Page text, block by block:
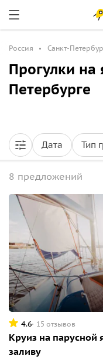
Россия Санкт-
Прогулки на
Петербурге
Дата Тип
8 предложений
4.6 15 отзывов
Круиз на парусной
заливу